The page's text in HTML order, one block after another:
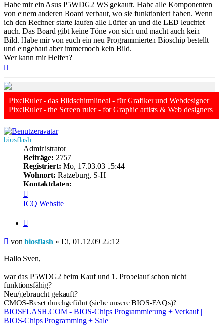
Habe mir ein Asus P5WDG2 WS gekauft. Habe alle Komponenten
von einem anderen Board verbaut, wo sie funktioniert haben. Wenn
ich den Rechner starte laufen alle Lüfter an und die LED leuchtet
auch. Das Board gibt keine Töne von sich und macht auch kein
Bild. Habe mir von euch ein neu Programmierten Bioschip bestellt
und eingebaut aber immernoch kein Bild.
Wer kann mir Helfen?
PixelRuler - das Bildschirmlineal - für Grafiker und Webdesigner
PixelRuler - the Screen ruler - for Graphic artists & Web designers
biosflash
Administrator
Beiträge: 2757
Registriert: Mo, 17.03.03 15:44
Wohnort: Ratzeburg, S-H
Kontaktdaten:
von
biosflash
ICQ Website
Beitrag
von biosflash » Di, 01.12.09 22:12
Hallo Sven,
war das P5WDG2 beim Kauf und 1. Probelauf schon nicht
funktionsfähig?
Neu/gebraucht gekauft?
CMOS-Reset durchgeführt (siehe unsere BIOS-FAQs)?
BIOSFLASH.COM - BIOS-Chips Programmierung + Verkauf ||
BIOS-Chips Programming + Sale